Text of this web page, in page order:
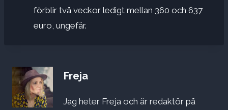
förblir två veckor ledigt mellan 360 och 637
euro, ungefär.
Freja
Jag heter Freja och är redaktör på